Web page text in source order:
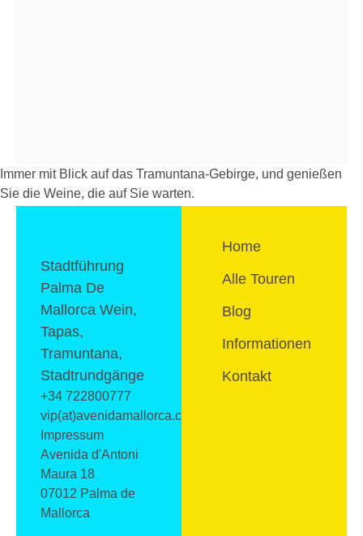
Immer mit Blick auf das Tramuntana-Gebirge, und genießen
Sie die Weine, die auf Sie warten.
Stadtführung
Palma De
Mallorca Wein,
Tapas,
Tramuntana,
Stadtrundgänge
+34 722800777
vip(at)avenidamallorca.com
Impressum
Avenida d'Antoni
Maura 18
07012 Palma de
Mallorca
Home
Alle Touren
Blog
Informationen
Kontakt